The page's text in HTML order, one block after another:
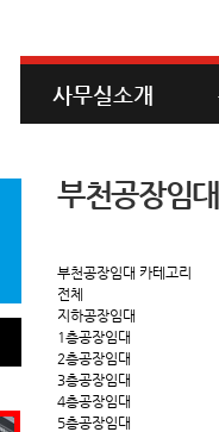
사무실소개
부천공장임대
부천공장임대 카테고리
전체
지하공장임대
1층공장임대
2층공장임대
3층공장임대
4층공장임대
5층공장임대